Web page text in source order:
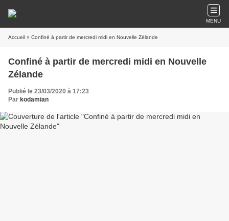
MENU
Accueil » Confiné à partir de mercredi midi en Nouvelle Zélande
Confiné à partir de mercredi midi en Nouvelle
Zélande
Publié le 23/03/2020 à 17:23
Par kodamian